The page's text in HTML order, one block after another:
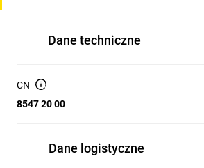
Dane techniczne
CN
8547 20 00
Dane logistyczne